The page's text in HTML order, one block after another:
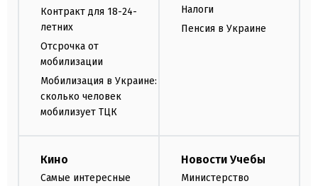
Контракт для 18-24-
летних
Отсрочка от
мобилизации
Мобилизация в Украине:
сколько человек
мобилизует ТЦК
Налоги
Пенсия в Украине
Кино
Самые интересные
Новости Учебы
Министерство